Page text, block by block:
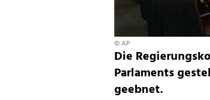
© AP
Die
Parlaments
geebnet.